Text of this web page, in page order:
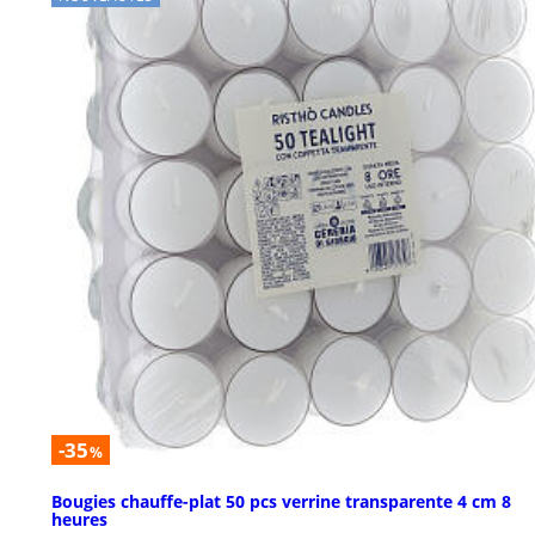
-35%
Bougies chauffe-plat 50 pcs verrine transparente 4 cm 8
heures